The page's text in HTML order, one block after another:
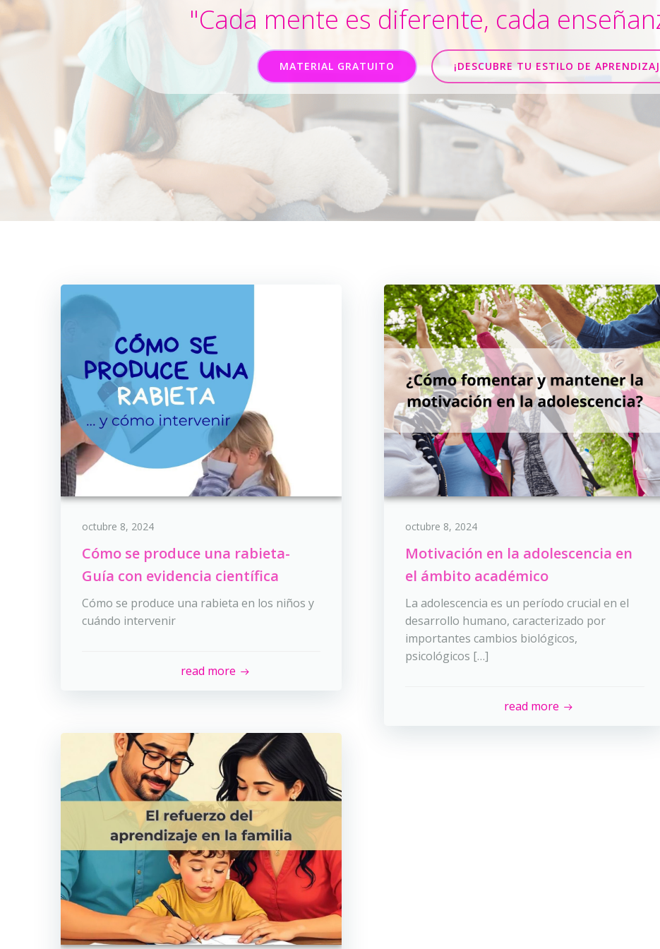
"Cada mente es diferente, cada
MATERIAL GRATUITO ¡DESCUBRE TU ESTILO DE
octubre 8, 2024
Cómo se produce una rabieta-
Guía con evidencia científica
Cómo se produce una rabieta en los niños y
cuándo intervenir
read more
octubre 8, 2024
Motivación en la adolescencia en
el ámbito académico
La adolescencia es un período crucial en el
desarrollo humano, caracterizado por
importantes cambios biológicos,
psicológicos […]
read more